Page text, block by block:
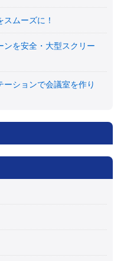
ムーズに！
ンを安全・大型スクリー
ションで会議室を作り